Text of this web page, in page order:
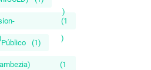
)
(1
)
(1)
(1